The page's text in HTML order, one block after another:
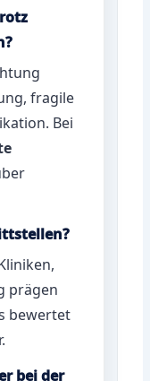
fragile
Bei
prägen
bewertet
bei der